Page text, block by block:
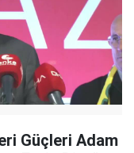
Güçleri Adam